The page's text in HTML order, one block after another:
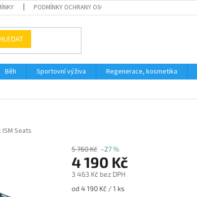
PODMÍNKY OCHRANY OSOBNÍCH ÚDAJŮ
HLEDAT
Běh Sportovní výživa Regenerace, kosmetika
ISM Seats
5 760 Kč –27 %
4 190 Kč
3 463 Kč bez DPH
Měrná
od 4 190 Kč / 1 ks